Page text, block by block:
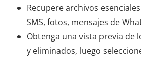
Recupere archivos
SMS, fotos, mensajes de
Obtenga una vista previa de
y eliminados, luego